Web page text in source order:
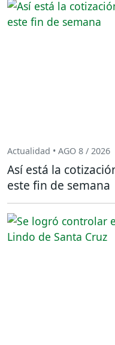
Actualidad • AGO 8 / 2026
Así está la
este fin de semana